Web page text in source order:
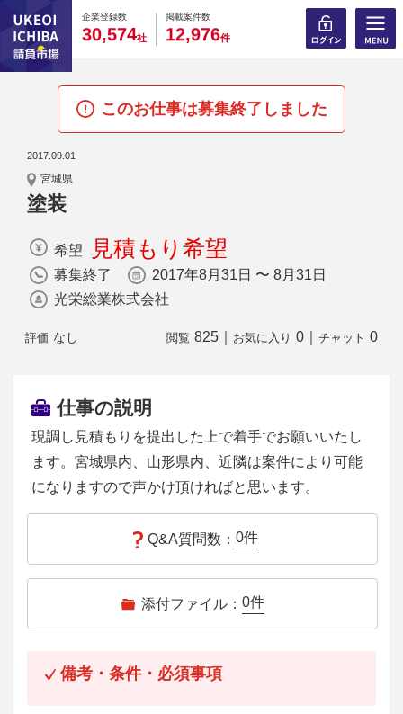
企業登録数
0
3
0
0,
0
5
0
74社
掲載案件数
0
1
0
2,
0
9
0
76件
このお仕事は募集終了しました
2017.09.01
宮城県
塗装
希望 見積もり希望
募集終了
2017年8月31日 〜 8月31日
光栄総業株式会社
評価 なし 閲覧 825 お気に入り 0 チャット 0
仕事の説明
現調し見積もりを提出した上で着手でお願いいたし
ます。宮城県内、山形県内、近隣は案件により可能
になりますので声かけ頂ければと思います。
Q&A質問数： 0件
添付ファイル： 0件
備考・条件・必須事項